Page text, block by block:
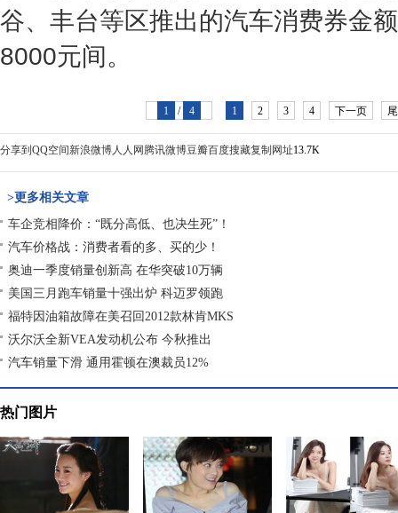
谷、丰台等区推出的汽车消费券金
8000元间。
1 / 4 1 2 3 4 下一页
分享到 QQ空间新浪微博人人网 腾讯微博豆瓣百度搜藏复制网址13.7K
>更多相关文章
车企竞相降价：“既分高低、也决生死”！
汽车价格战：消费者看的多、买的少！
奥迪一季度销量创新高 在华突破10万辆
美国三月跑车销量十强出炉 科迈罗领跑
福特因油箱故障在美召回2012款林肯MKS
沃尔沃全新VEA发动机公布 今秋推出
汽车销量下滑 通用霍顿在澳裁员12%
热门图片